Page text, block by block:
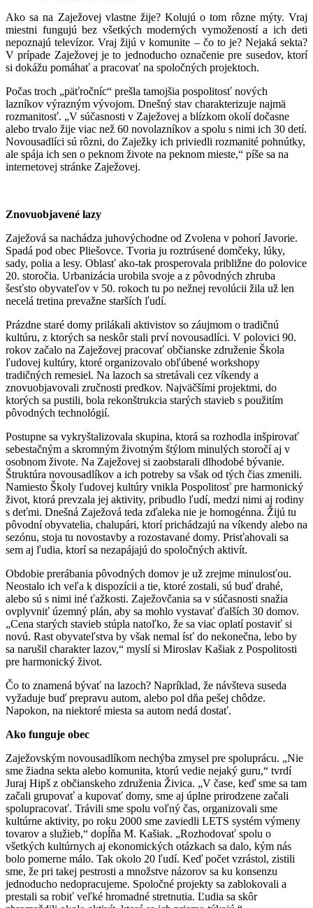
Ako sa na Zaježovej vlastne žije? Kolujú o tom rôzne mýty. Vraj
miestni fungujú bez všetkých moderných vymožeností a ich deti
nepoznajú televízor. Vraj žijú v komunite – čo to je? Nejaká sekta?
V prípade Zaježovej je to jednoducho označenie pre susedov, ktorí
si dokážu pomáhať a pracovať na spoločných projektoch.
Počas troch „päťročníc“ prešla tamojšia pospolitosť nových
lazníkov výrazným vývojom. Dnešný stav charakterizuje najmä
rozmanitosť. „V súčasnosti v Zaježovej a blízkom okolí dočasne
alebo trvalo žije viac než 60 novolazníkov a spolu s nimi ich 30 detí.
Novousadlíci sú rôzni, do Zaježky ich priviedli rozmanité pohnútky,
ale spája ich sen o peknom živote na peknom mieste,“ píše sa na
internetovej stránke Zaježovej.
Znovuobjavené lazy
Zaježová sa nachádza juhovýchodne od Zvolena v pohorí Javorie.
Spadá pod obec Pliešovce. Tvoria ju roztrúsené domčeky, lúky,
sady, polia a lesy. Oblasť ako-tak prosperovala približne do polovice
20. storočia. Urbanizácia urobila svoje a z pôvodných zhruba
šesťsto obyvateľov v 50. rokoch tu po nežnej revolúcii žila už len
necelá tretina prevažne starších ľudí.
Prázdne staré domy prilákali aktivistov so záujmom o tradičnú
kultúru, z ktorých sa neskôr stali prví novousadlíci. V polovici 90.
rokov začalo na Zaježovej pracovať občianske združenie Škola
ľudovej kultúry, ktoré organizovalo obľúbené workshopy
tradičných remesiel. Na lazoch sa stretávali cez víkendy a
znovuobjavovali zručnosti predkov. Najväčšími projektmi, do
ktorých sa pustili, bola rekonštrukcia starých stavieb s použitím
pôvodných technológií.
Postupne sa vykryštalizovala skupina, ktorá sa rozhodla inšpirovať
sebestačným a skromným životným štýlom minulých storočí aj v
osobnom živote. Na Zaježovej si zaobstarali dlhodobé bývanie.
Štruktúra novousadlíkov a ich potreby sa však od tých čias zmenili.
Namiesto Školy ľudovej kultúry vnikla Pospolitosť pre harmonický
život, ktorá prevzala jej aktivity, pribudlo ľudí, medzi nimi aj rodiny
s deťmi. Dnešná Zaježová teda zďaleka nie je homogénna. Žijú tu
pôvodní obyvatelia, chalupári, ktorí prichádzajú na víkendy alebo na
sezónu, stoja tu novostavby a rozostavané domy. Prisťahovali sa
sem aj ľudia, ktorí sa nezapájajú do spoločných aktivít.
Obdobie prerábania pôvodných domov je už zrejme minulosťou.
Neostalo ich veľa k dispozícii a tie, ktoré zostali, sú buď drahé,
alebo sú s nimi iné ťažkosti. Zaježovčania sa v súčasnosti snažia
ovplyvniť územný plán, aby sa mohlo vystavať ďalších 30 domov.
„Cena starých stavieb stúpla natoľko, že sa viac oplatí postaviť si
novú. Rast obyvateľstva by však nemal ísť do nekonečna, lebo by
sa narušil charakter lazov,“ myslí si Miroslav Kašiak z Pospolitosti
pre harmonický život.
Čo to znamená bývať na lazoch? Napríklad, že návšteva suseda
vyžaduje buď prepravu autom, alebo pol dňa pešej chôdze.
Napokon, na niektoré miesta sa autom nedá dostať.
Ako funguje obec
Zaježovským novousadlíkom nechýba zmysel pre spoluprácu. „Nie
sme žiadna sekta alebo komunita, ktorú vedie nejaký guru,“ tvrdí
Juraj Hipš z občianskeho združenia Živica. „V čase, keď sme sa tam
začali grupovať a kupovať domy, sme aj úplne prirodzene začali
spolupracovať. Trávili sme spolu voľný čas, organizovali sme
kultúrne aktivity, po roku 2000 sme zaviedli LETS systém výmeny
tovarov a služieb,“ dopĺňa M. Kašiak. „Rozhodovať spolu o
všetkých kultúrnych aj ekonomických otázkach sa dalo, kým nás
bolo pomerne málo. Tak okolo 20 ľudí. Keď počet vzrástol, zistili
sme, že pri takej pestrosti a množstve názorov sa ku konsenzu
jednoducho nedopracujeme. Spoločné projekty sa zablokovali a
prestali sa robiť veľké hromadné stretnutia. Ľudia sa skôr